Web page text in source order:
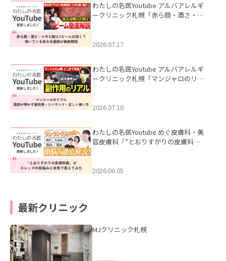
わたしの名医Youtube アルバアレルギ
ークリニック札幌「赤ら顔・酒さ・ニ
した。
2026.07.17
わたしの名医Youtube アルバアレルギ
ークリニック札幌「マンジャロのリア
た。
2026.07.10
わたしの名医Youtube めぐ皮膚科・美
容皮膚科「”とおりすがりの皮膚科
2026.06.05
最新クリニック
MJクリニック札幌